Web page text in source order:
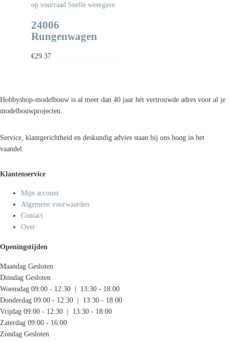
op voorraad Snelle weergave
24006
Rungenwagen
€29.37
Hobbyshop-modelbouw is al meer dan 40 jaar hét vertrouwde adres voor al je
modelbouwprojecten.
Service, klantgerichtheid en deskundig advies staan bij ons hoog in het
vaandel.
Klantenservice
Mijn account
Algemene voorwaarden
Contact
Over
Openingstijden
Maandag Gesloten
Dinsdag Gesloten
Woensdag 09:00 - 12:30 | 13:30 - 18:00
Donderdag 09:00 - 12:30 | 13:30 - 18:00
Vrijdag 09:00 - 12:30 | 13:30 - 18:00
Zaterdag 09:00 - 16:00
Zondag Gesloten